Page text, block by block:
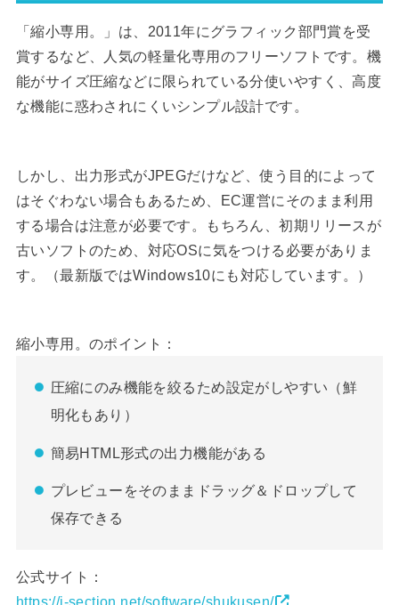
「縮小専用。」は、2011年にグラフィック部門賞を受
賞するなど、人気の軽量化専用のフリーソフトです。機
能がサイズ圧縮などに限られている分使いやすく、高度
な機能に惑わされにくいシンプル設計です。
しかし、出力形式がJPEGだけなど、使う目的によって
はそぐわない場合もあるため、EC運営にそのまま利用
する場合は注意が必要です。もちろん、初期リリースが
古いソフトのため、対応OSに気をつける必要がありま
す。（最新版ではWindows10にも対応しています。）
縮小専用。のポイント：
圧縮にのみ機能を絞るため設定がしやすい（鮮
明化もあり）
簡易HTML形式の出力機能がある
プレビューをそのままドラッグ＆ドロップして
保存できる
公式サイト：
https://i-section.net/software/shukusen/